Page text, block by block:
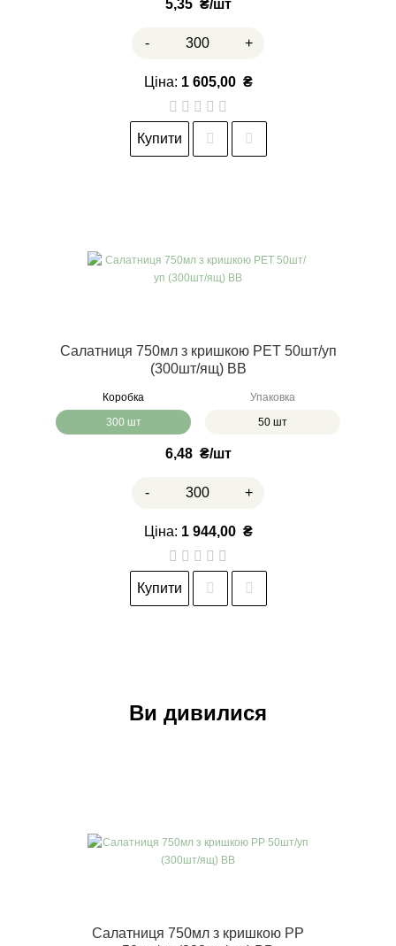
5,35 ₴
- +
Ціна: 1 605,00 ₴
Купити
Салатниця 750мл з кришкою РЕТ 50шт/уп
(300шт/ящ) ВВ
Коробка
300 шт
Упаковка
50 шт
6,48 ₴
- +
Ціна: 1 944,00 ₴
Купити
Ви дивилися
Салатниця 750мл з кришкою PP